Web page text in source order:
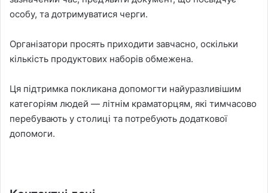
особу, та дотримуватися черги.
Організатори просять приходити завчасно, оскільки
кількість продуктових наборів обмежена.
Ця підтримка покликана допомогти найуразливішим
категоріям людей — літнім краматорцям, які тимчасово
перебувають у столиці та потребують додаткової
допомоги.